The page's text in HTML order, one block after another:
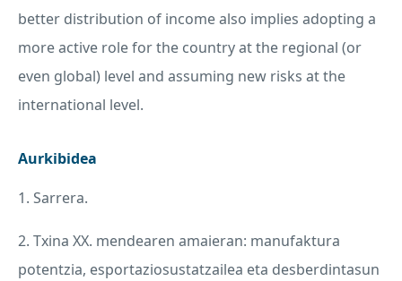
better distribution of income also implies adopting a
more active role for the country at the regional (or
even global) level and assuming new risks at the
international level.
Aurkibidea
1. Sarrera.
2. Txina XX. mendearen amaieran: manufaktura
potentzia, esportaziosustatzailea eta desberdintasun